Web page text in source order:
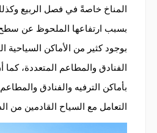
المناخ خاصةً في فصل الربيع
بسبب ارتفاعها الملحوظ عن سطح
بوجود كثير من الأماكن السياحية
الفنادق والمطاعم المتعددة،
بأماكن الترفيه والفنادق
التعامل مع السياح القادمين من